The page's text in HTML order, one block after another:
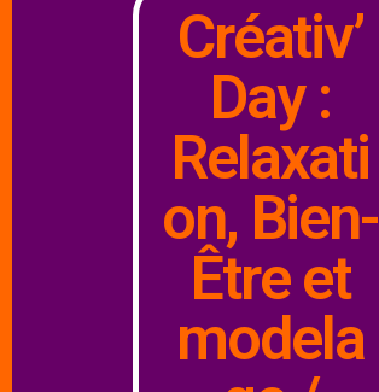
Créativ’
Day :
Relaxati
on, Bien-
Être et
modela